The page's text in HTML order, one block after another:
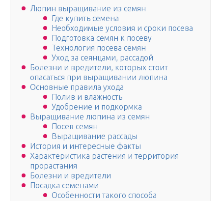
Люпин выращивание из семян
Где купить семена
Необходимые условия и сроки посева
Подготовка семян к посеву
Технология посева семян
Уход за сеянцами, рассадой
Болезни и вредители, которых стоит
опасаться при выращивании люпина
Основные правила ухода
Полив и влажность
Удобрение и подкормка
Выращивание люпина из семян
Посев семян
Выращивание рассады
История и интересные факты
Характеристика растения и территория
прорастания
Болезни и вредители
Посадка семенами
Особенности такого способа